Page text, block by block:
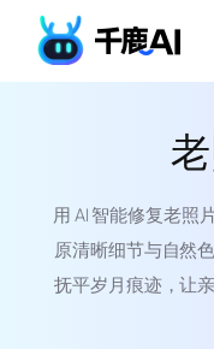
用 AI 智能修复老照
原清晰细节与自然
抚平岁月痕迹，让